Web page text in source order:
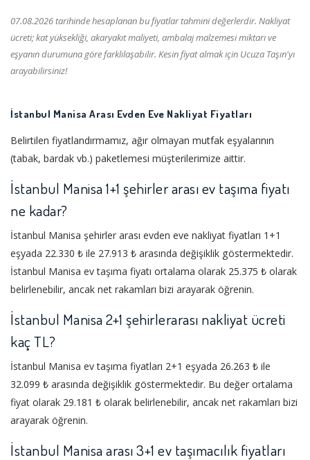
07.08.2026 tarihinde hesaplanan bu fiyatlar tahmini değerlerdir. Nakliyat
ücreti; kat yüksekliği, akaryakıt maliyeti, ambalaj malzemesi miktarı ve
eşyanın durumuna göre farklılaşabilir. Kesin fiyat almak için Ucuza Taşın'yı
arayabilirsiniz!
İstanbul Manisa Arası Evden Eve Nakliyat Fiyatları
Belirtilen fiyatlandırmamız, ağır olmayan mutfak eşyalarının
(tabak, bardak vb.) paketlemesi müşterilerimize aittir.
İstanbul Manisa 1+1 şehirler arası ev taşıma fiyatı
ne kadar?
İstanbul Manisa şehirler arası evden eve nakliyat fiyatları 1+1
eşyada 22.330 ₺ ile 27.913 ₺ arasında değişiklik göstermektedir.
İstanbul Manisa ev taşıma fiyatı ortalama olarak 25.375 ₺ olarak
belirlenebilir, ancak net rakamları bizi arayarak öğrenin.
İstanbul Manisa 2+1 şehirlerarası nakliyat ücreti
kaç TL?
İstanbul Manisa ev taşıma fiyatları 2+1 eşyada 26.263 ₺ ile
32.099 ₺ arasında değişiklik göstermektedir. Bu değer ortalama
fiyat olarak 29.181 ₺ olarak belirlenebilir, ancak net rakamları bizi
arayarak öğrenin.
İstanbul Manisa arası 3+1 ev taşımacılık fiyatları